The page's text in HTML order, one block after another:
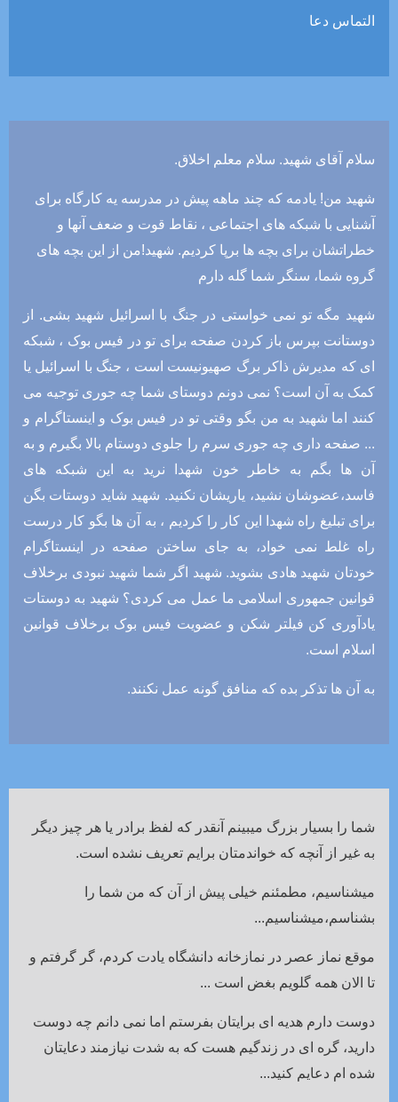
التماس دعا
سلام آقای شهید. سلام معلم اخلاق.
شهید من! یادمه که چند ماهه پیش در مدرسه یه کارگاه برای
آشنایی با شبکه های اجتماعی ، نقاط قوت و ضعف آنها و
خطراتشان برای بچه ها برپا کردیم. شهید!من از این بچه های
گروه شما، سنگر شما گله دارم
شهید مگه تو نمی خواستی در جنگ با اسرائیل شهید بشی. از
دوستانت بپرس باز کردن صفحه برای تو در فیس بوک ، شبکه
ای که مدیرش ذاکر برگ صهیونیست است ، جنگ با اسرائیل یا
کمک به آن است؟ نمی دونم دوستای شما چه جوری توجیه می
کنند اما شهید به من بگو وقتی تو در فیس بوک و اینستاگرام و
... صفحه داری چه جوری سرم را جلوی دوستام بالا بگیرم و به
آن ها بگم به خاطر خون شهدا نرید به این شبکه های
فاسد،عضوشان نشید، یاریشان نکنید. شهید شاید دوستات بگن
برای تبلیغ راه شهدا این کار را کردیم ، به آن ها بگو کار درست
راه غلط نمی خواد، به جای ساختن صفحه در اینستاگرام
خودتان شهید هادی بشوید. شهید اگر شما شهید نبودی برخلاف
قوانین جمهوری اسلامی ما عمل می کردی؟ شهید به دوستات
یادآوری کن فیلتر شکن و عضویت فیس بوک برخلاف قوانین
اسلام است.
به آن ها تذکر بده که منافق گونه عمل نکنند.
شما را بسیار بزرگ میبینم آنقدر که لفظ برادر یا هر چیز دیگر
به غیر از آنچه که خواندمتان برایم تعریف نشده است.
میشناسیم، مطمئنم خیلی پیش از آن که من شما را
بشناسم،میشناسیم...
موقع نماز عصر در نمازخانه دانشگاه یادت کردم، گر گرفتم و
تا الان همه گلویم بغض است ...
دوست دارم هدیه ای برایتان بفرستم اما نمی دانم چه دوست
دارید، گره ای در زندگیم هست که به شدت نیازمند دعایتان
شده ام دعایم کنید...